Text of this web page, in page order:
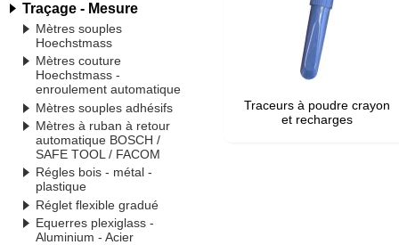
Traçage - Mesure
Mètres souples
Hoechstmass
Mètres couture
Hoechstmass -
enroulement automatique
Mètres souples adhésifs
Mètres à ruban à retour
automatique BOSCH /
SAFE TOOL / FACOM
Régles bois - métal -
plastique
Réglet flexible gradué
Equerres plexiglass -
Aluminium - Acier
Traceurs à poudre crayon
et recharges